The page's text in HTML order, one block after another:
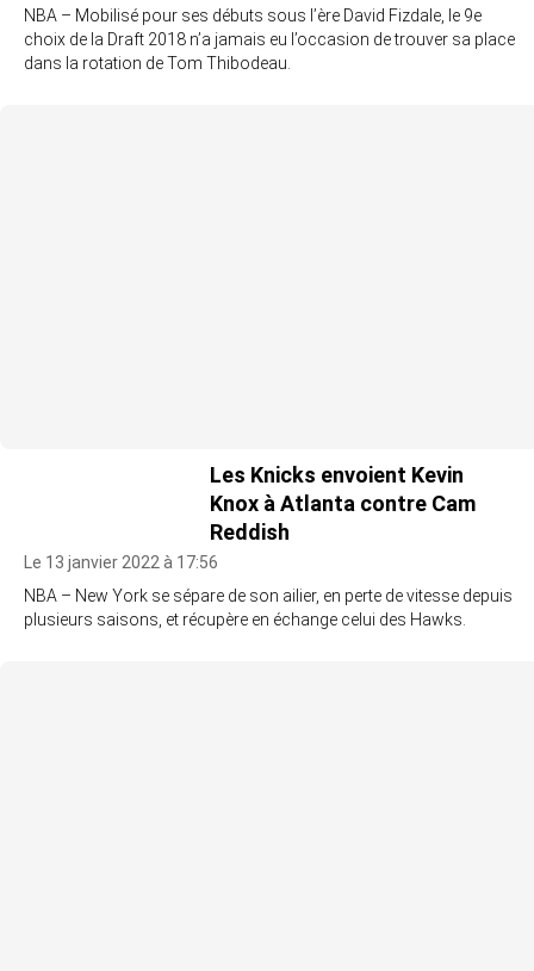
NBA – Mobilisé pour ses débuts sous l’ère David Fizdale, le 9e
choix de la Draft 2018 n’a jamais eu l’occasion de trouver sa place
dans la rotation de Tom Thibodeau.
Les Knicks envoient Kevin
Knox à Atlanta contre Cam
Reddish
Le 13 janvier 2022 à 17:56
NBA – New York se sépare de son ailier, en perte de vitesse depuis
plusieurs saisons, et récupère en échange celui des Hawks.